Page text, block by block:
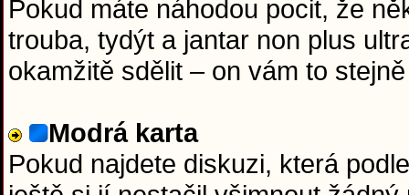
Pokud máte náhodou pocit, že
trouba, tydýt a jantar non plus
okamžitě sdělit – on vám to
Modrá karta
Pokud najdete diskuzi, která